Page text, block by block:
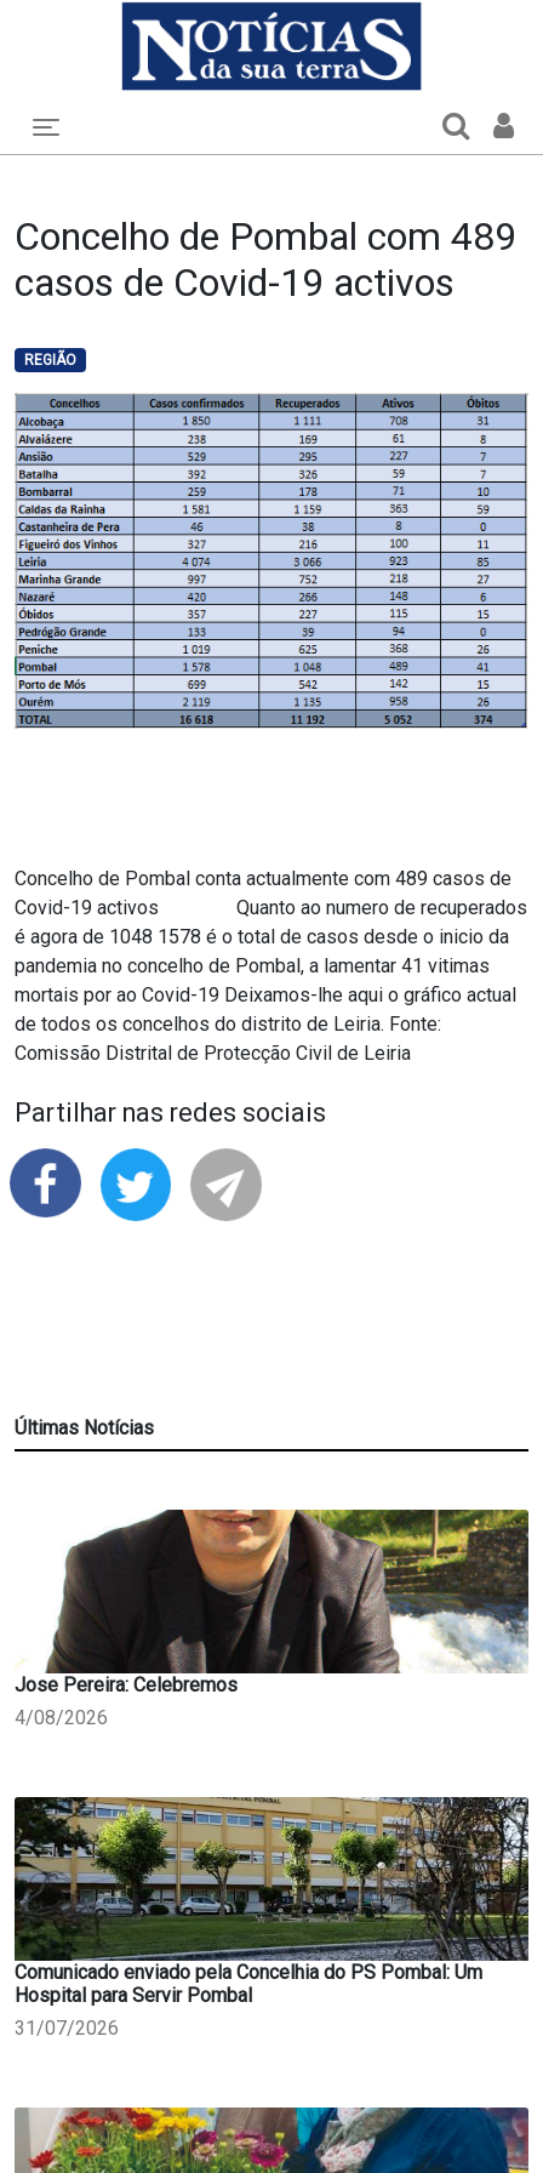
Toggle navigation
Concelho de Pombal com 489
casos de Covid-19 activos
REGIÃO
Concelho de Pombal conta actualmente com 489 casos de
Covid-19 activos Quanto ao numero de recuperados
é agora de 1048 1578 é o total de casos desde o inicio da
pandemia no concelho de Pombal, a lamentar 41 vitimas
mortais por ao Covid-19 Deixamos-lhe aqui o gráfico actual
de todos os concelhos do distrito de Leiria. Fonte:
Comissão Distrital de Protecção Civil de Leiria
Partilhar nas redes sociais
Últimas Notícias
Jose Pereira: Celebremos
4/08/2026
Comunicado enviado pela Concelhia do PS Pombal: Um
Hospital para Servir Pombal
31/07/2026